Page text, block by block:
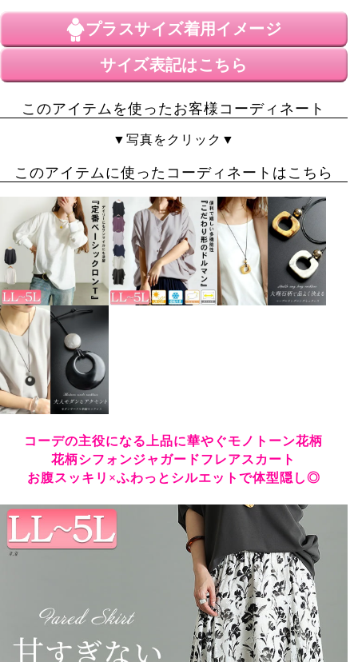
プラスサイズ着用イメージ
サイズ表記はこちら
このアイテムを使ったお客様コーディネート
▼写真をクリック▼
このアイテムに使ったコーディネートはこちら
コーデの主役になる上品に華やぐモノトーン花柄
花柄シフォンジャガードフレアスカート
お腹スッキリ×ふわっとシルエットで体型隠し◎